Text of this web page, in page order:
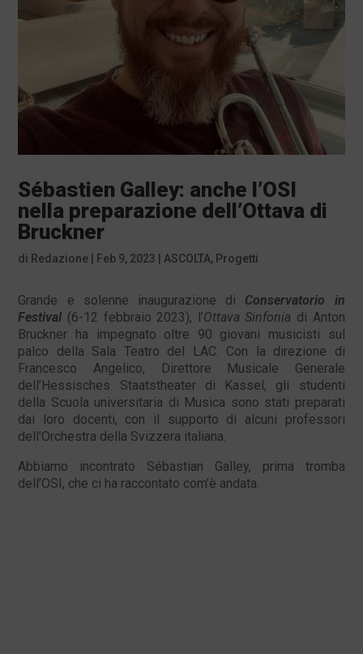
Sébastien Galley: anche l’OSI
nella preparazione dell’Ottava di
Bruckner
di Redazione Feb 9, 2023 |ASCOLTA, Progetti
Grande e solenne inaugurazione di Conservatorio in
Festival (6-12 febbraio 2023), l’Ottava Sinfonia di Anton
Bruckner ha impegnato oltre 90 giovani musicisti sul
palco della Sala Teatro del LAC. Con la direzione di
Francesco Angelico, Direttore Musicale Generale
dell’Hessisches Staatstheater di Kassel, gli studenti
della Scuola universitaria di Musica sono stati preparati
dai loro docenti, con il supporto di alcuni professori
dell’Orchestra della Svizzera italiana.
Abbiamo incontrato Sébastian Galley, prima tromba
dell’OSI, che ci ha raccontato com’è andata.